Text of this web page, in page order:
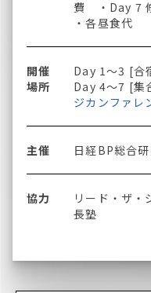
費 ・Day 7
・各昼食代
開催
場所
Day 1～3 [合
Day 4～7 [集
ジカンファレ
主催 日経BP総合
協力
リード・ザ・
長塾